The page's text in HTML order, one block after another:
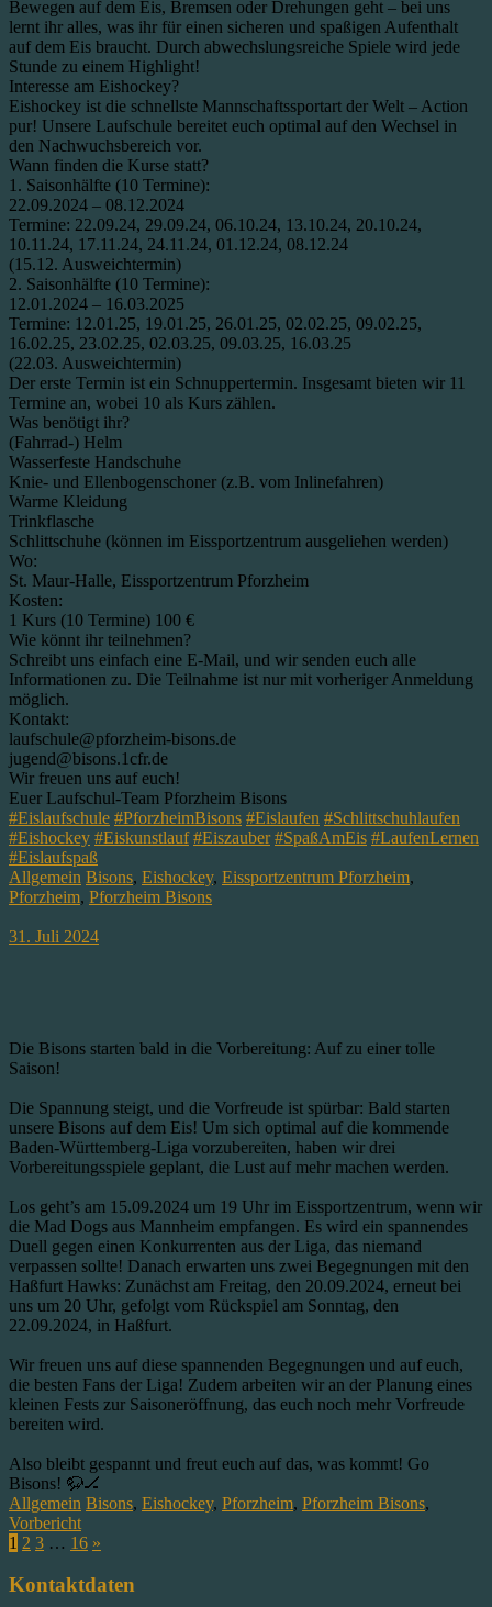
Bewegen auf dem Eis, Bremsen oder Drehungen geht – bei uns
lernt ihr alles, was ihr für einen sicheren und spaßigen Aufenthalt
auf dem Eis braucht. Durch abwechslungsreiche Spiele wird jede
Stunde zu einem Highlight!
Interesse am Eishockey?
Eishockey ist die schnellste Mannschaftssportart der Welt – Action
pur! Unsere Laufschule bereitet euch optimal auf den Wechsel in
den Nachwuchsbereich vor.
Wann finden die Kurse statt?
1. Saisonhälfte (10 Termine):
22.09.2024 – 08.12.2024
Termine: 22.09.24, 29.09.24, 06.10.24, 13.10.24, 20.10.24,
10.11.24, 17.11.24, 24.11.24, 01.12.24, 08.12.24
(15.12. Ausweichtermin)
2. Saisonhälfte (10 Termine):
12.01.2024 – 16.03.2025
Termine: 12.01.25, 19.01.25, 26.01.25, 02.02.25, 09.02.25,
16.02.25, 23.02.25, 02.03.25, 09.03.25, 16.03.25
(22.03. Ausweichtermin)
Der erste Termin ist ein Schnuppertermin. Insgesamt bieten wir 11
Termine an, wobei 10 als Kurs zählen.
Was benötigt ihr?
(Fahrrad-) Helm
Wasserfeste Handschuhe
Knie- und Ellenbogenschoner (z.B. vom Inlinefahren)
Warme Kleidung
Trinkflasche
Schlittschuhe (können im Eissportzentrum ausgeliehen werden)
Wo:
St. Maur-Halle, Eissportzentrum Pforzheim
Kosten:
1 Kurs (10 Termine) 100 €
Wie könnt ihr teilnehmen?
Schreibt uns einfach eine E-Mail, und wir senden euch alle
Informationen zu. Die Teilnahme ist nur mit vorheriger Anmeldung
möglich.
Kontakt:
laufschule@pforzheim-bisons.de
jugend@bisons.1cfr.de
Wir freuen uns auf euch!
Euer Laufschul-Team Pforzheim Bisons
#Eislaufschule #PforzheimBisons #Eislaufen #Schlittschuhlaufen
#Eishockey #Eiskunstlauf #Eiszauber #SpaßAmEis #LaufenLernen
#Eislaufspaß
Allgemein Bisons, Eishockey, Eissportzentrum Pforzheim,
Pforzheim, Pforzheim Bisons
31. Juli 2024
Die Bisons starten bald in die Vorbereitung: Auf zu einer tolle
Saison!
Die Spannung steigt, und die Vorfreude ist spürbar: Bald starten
unsere Bisons auf dem Eis! Um sich optimal auf die kommende
Baden-Württemberg-Liga vorzubereiten, haben wir drei
Vorbereitungsspiele geplant, die Lust auf mehr machen werden.
Los geht’s am 15.09.2024 um 19 Uhr im Eissportzentrum, wenn wir
die Mad Dogs aus Mannheim empfangen. Es wird ein spannendes
Duell gegen einen Konkurrenten aus der Liga, das niemand
verpassen sollte! Danach erwarten uns zwei Begegnungen mit den
Haßfurt Hawks: Zunächst am Freitag, den 20.09.2024, erneut bei
uns um 20 Uhr, gefolgt vom Rückspiel am Sonntag, den
22.09.2024, in Haßfurt.
Wir freuen uns auf diese spannenden Begegnungen und auf euch,
die besten Fans der Liga! Zudem arbeiten wir an der Planung eines
kleinen Fests zur Saisoneröffnung, das euch noch mehr Vorfreude
bereiten wird.
Also bleibt gespannt und freut euch auf das, was kommt! Go
Bisons! 🦬🏒
Allgemein Bisons, Eishockey, Pforzheim, Pforzheim Bisons,
Vorbericht
1 2 3 … 16 »
Kontaktdaten